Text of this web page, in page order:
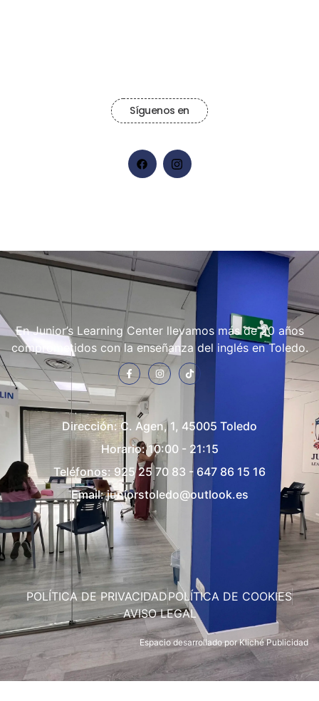
Síguenos en
En Junior’s Learning Center llevamos más de 20 años
comprometidos con la enseñanza del inglés en Toledo.
Dirección:C. Agen, 1, 45005 Toledo
Horario: 10:00 - 21:15
Teléfonos:925 25 70 83 - 647 86 15 16
Email:juniorstoledo@outlook.es
POLÍTICA DE PRIVACIDADPOLÍTICA DE COOKIES
AVISO LEGAL
Espacio desarrollado porKliché Publicidad